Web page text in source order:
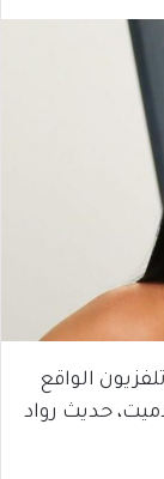
الواقع
حديث رواد